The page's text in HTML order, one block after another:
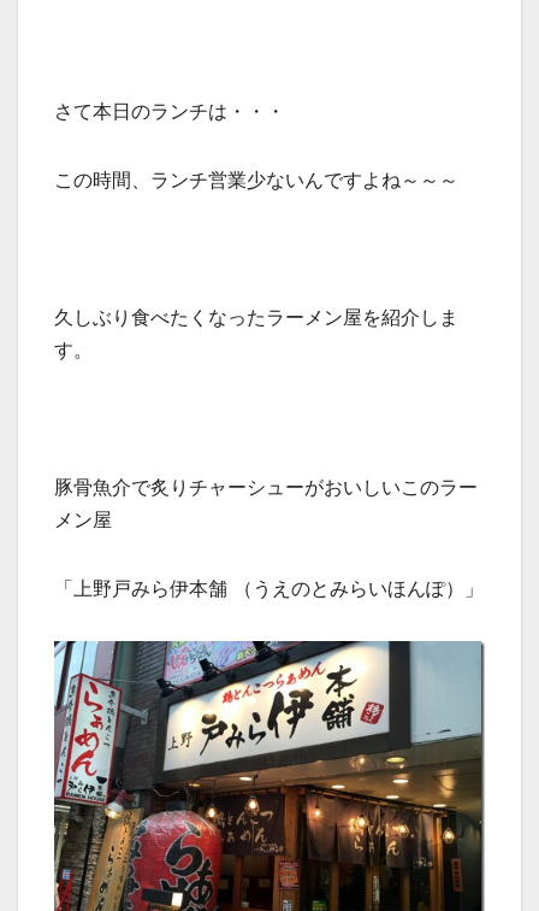
さて本日のランチは・・・
この時間、ランチ営業少ないんですよね～～～
久しぶり食べたくなったラーメン屋を紹介しま
す。
豚骨魚介で炙りチャーシューがおいしいこのラー
メン屋
「上野戸みら伊本舗 （うえのとみらいほんぽ）」